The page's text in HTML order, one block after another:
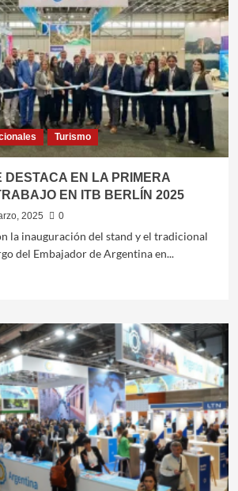
Turismo
DESTACA EN LA PRIMERA
EN ITB BERLÍN 2025
2025 0
la inauguración del stand y el tradicional
del Embajador de Argentina en...